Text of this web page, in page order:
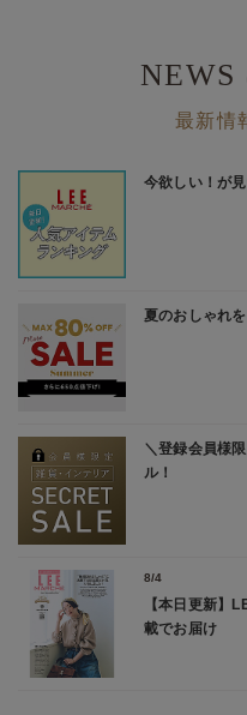
2026/5/29
ロゴ、リンガー、
NEWS
最新情